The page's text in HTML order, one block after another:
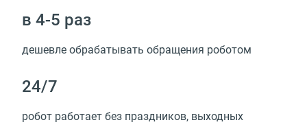
в 4-5 раз
дешевле обрабатывать обращения роботом
24/7
робот работает без праздников, выходных